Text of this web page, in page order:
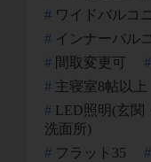
ワイドバルコ
インナーバル
間取変更可
主寝室8帖以上
LED照明(玄関
洗面所)
フラット35